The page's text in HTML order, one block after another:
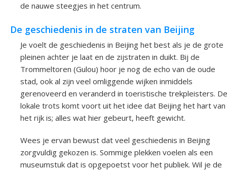
de nauwe steegjes in het centrum.
De geschiedenis in de straten van Beijing
Je voelt de geschiedenis in Beijing het best als je de grote
pleinen achter je laat en de zijstraten in duikt. Bij de
Trommeltoren (Gulou) hoor je nog de echo van de oude
stad, ook al zijn veel omliggende wijken inmiddels
gerenoveerd en veranderd in toeristische trekpleisters. De
lokale trots komt voort uit het idee dat Beijing het hart van
het rijk is; alles wat hier gebeurt, heeft gewicht.
Wees je ervan bewust dat veel geschiedenis in Beijing
zorgvuldig gekozen is. Sommige plekken voelen als een
museumstuk dat is opgepoetst voor het publiek. Wil je de